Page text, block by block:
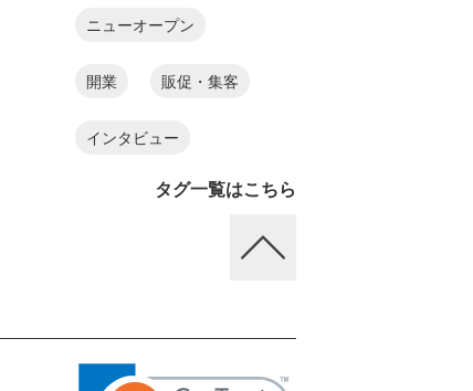
ニューオープン
開業 販促・集客
インタビュー
タグ一覧はこちら